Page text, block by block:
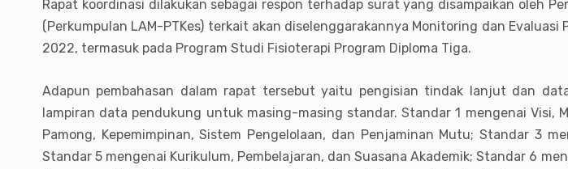
Rapat koordinasi dilakukan sebagai respon terhadap surat yang disampaikan oleh
(Perkumpulan LAM-PTKes) terkait akan diselenggarakannya Monitoring dan
2022, termasuk pada Program Studi Fisioterapi Program Diploma Tiga.
Adapun pembahasan dalam rapat tersebut yaitu pengisian tindak lanjut dan
lampiran data pendukung untuk masing-masing standar. Standar 1 mengenai Visi,
Pamong, Kepemimpinan, Sistem Pengelolaan, dan Penjaminan Mutu; Standar 3
Standar 5 mengenai Kurikulum, Pembelajaran, dan Suasana Akademik; Standar 6